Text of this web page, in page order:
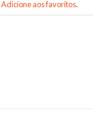
Adicione aos favoritos.